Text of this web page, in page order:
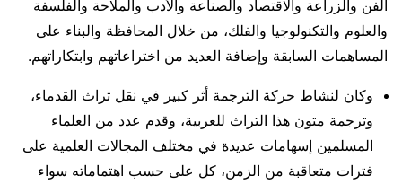
الفن والزراعة والاقتصاد والصناعة والأدب والملاحة والفلسفة
والعلوم والتكنولوجيا والفلك، من خلال المحافظة والبناء على
المساهمات السابقة وإضافة العديد من اختراعاتهم وابتكاراتهم.
وكان لنشاط حركة الترجمة أثر كبير في نقل تراث القدماء،
وترجمة متون هذا التراث للعربية، وقدم عدد من العلماء
المسلمين إسهامات عديدة في مختلف المجالات العلمية على
فترات متعاقبة من الزمن، كل على حسب اهتماماته سواء